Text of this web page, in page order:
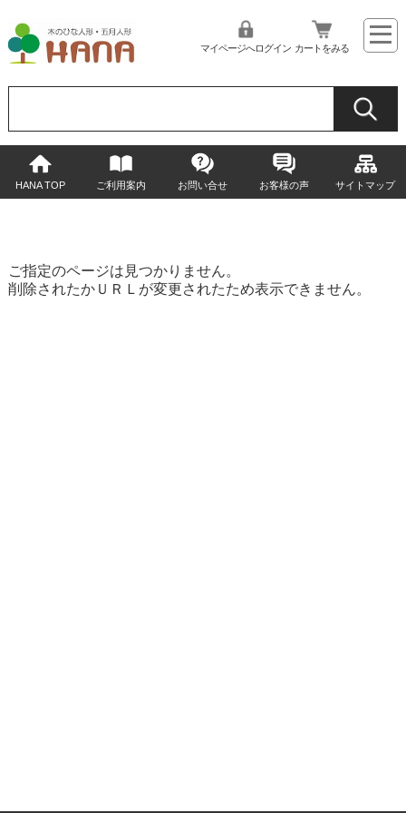
マイページへログイン カートをみる
HANA TOP ご利用案内 お問い合せ お客様の声 サイトマップ
ご指定のページは見つかりません。
削除されたかＵＲＬが変更されたため表示できません。